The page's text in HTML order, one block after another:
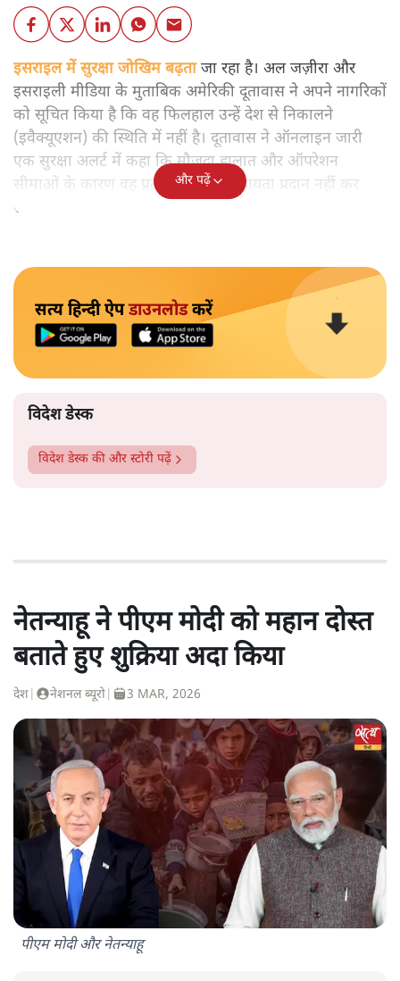
इसराइल में सुरक्षा जोखिम बढ़ताजा रहा है। अल जज़ीरा और
इसराइली मीडिया के मुताबिक अमेरिकी दूतावास ने अपने नागरिकों
को सूचित किया है कि वह फिलहाल उन्हें देश से निकालने
(इवैक्यूएशन) की स्थिति में नहीं है। दूतावास ने ऑनलाइन जारी
एक सुरक्षा अलर्ट में कहा कि मौजूदा हालात और ऑपरेशन
सीमाओं के कारण वह प्रत्यक्ष निकासी सहायता प्रदान नहीं कर
सकता।
और पढ़ें
सत्य हिन्दी ऐपडाउनलोडकरें
विदेश डेस्क
विदेश डेस्क की और स्टोरी पढ़ें
नेतन्याहू ने पीएम मोदी को महान दोस्त
बताते हुए शुक्रिया अदा किया
देश नेशनल ब्यूरो 3 MAR, 2026
पीएम मोदी और नेतन्याहू